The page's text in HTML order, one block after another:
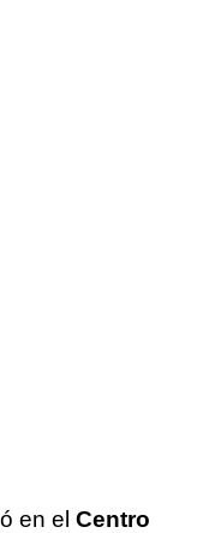
en el Centro